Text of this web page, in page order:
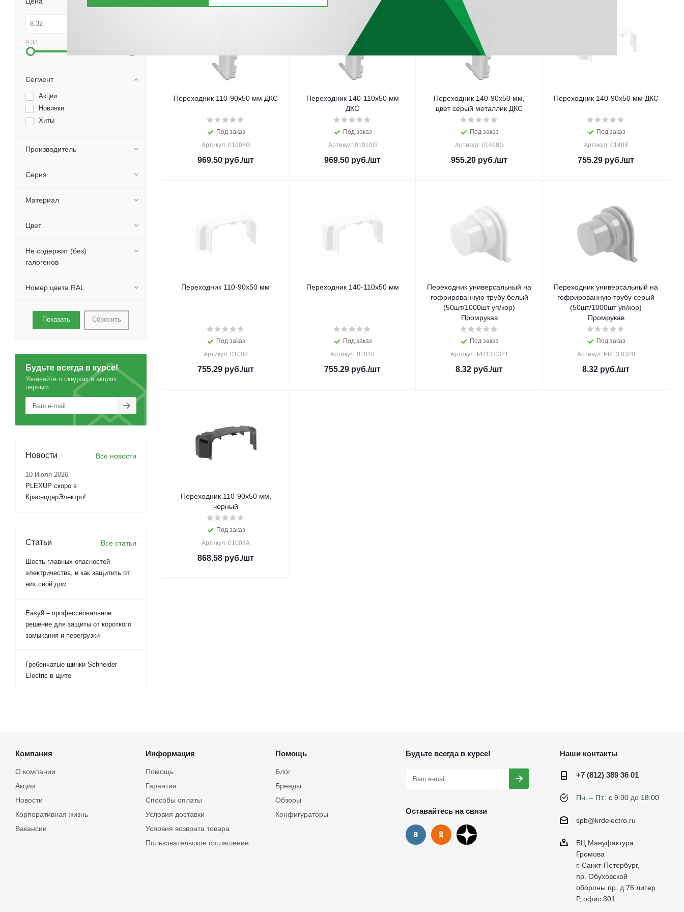
Переходник 110-90х50 мм ДКС
Под заказ
Артикул: 01008G
969.50 руб./шт
Переходник 140-110х50 мм
ДКС
Под заказ
Артикул: 01010G
969.50 руб./шт
Переходник 140-90х50 мм,
цвет серый металлик ДКС
Под заказ
Артикул: 01408G
955.20 руб./шт
Переходник 140-90х50 мм ДКС
Под заказ
Артикул: 01408
755.29 руб./шт
Переходник 110-90х50 мм
Под заказ
Артикул: 01008
755.29 руб./шт
Переходник 140-110х50 мм
Под заказ
Артикул: 01010
755.29 руб./шт
Переходник универсальный на
гофрированную трубу белый
(50шт/1000шт уп/кор)
Промрукав
Под заказ
Артикул: PR13.0321
8.32 руб./шт
Переходник универсальный на
гофрированную трубу серый
(50шт/1000шт уп/кор)
Промрукав
Под заказ
Артикул: PR13.0320
8.32 руб./шт
Переходник 110-90х50 мм,
черный
Под заказ
Артикул: 01008A
868.58 руб./шт
8.32
Сегмент
Акции
Новинки
Хиты
Производитель
Серия
Материал
Цвет
Не содержит (без)
галогенов
Номер цвета RAL
Сбросить
Будьте всегда в курсе!
Узнавайте о скидках и акциях
первым
Новости Все новости
10 Июля 2026
PLEXUP скоро в
КраснодарЭлектро!
Статьи Все статьи
Шесть главных опасностей
электричества, и как защитить от
них свой дом
Easy9 – профессиональное
решение для защиты от короткого
замыкания и перегрузки
Гребенчатые шинки Schneider
Electric в щите
Компания
О компании
Акции
Новости
Корпоративная жизнь
Вакансии
Информация
Помощь
Гарантия
Способы оплаты
Условия доставки
Условия возврата товара
Пользовательское соглашение
Помощь
Блог
Бренды
Обзоры
Конфигураторы
Будьте всегда в курсе!
Оставайтесь на связи
Наши контакты
+7 (812) 389 36 01
Пн. – Пт.: с 9:00 до 18:00
spb@krdelectro.ru
БЦ Мануфактура
Громова
г. Санкт-Петербург,
пр. Обуховской
обороны пр. д.76 литер
Р, офис 301